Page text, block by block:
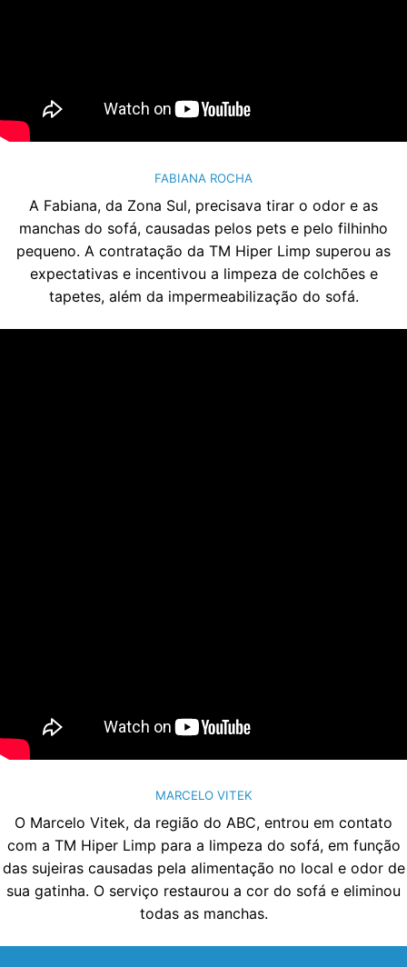
FABIANA ROCHA
A Fabiana, da Zona Sul, precisava tirar o odor e as
manchas do sofá, causadas pelos pets e pelo filhinho
pequeno. A contratação da TM Hiper Limp superou as
expectativas e incentivou a limpeza de colchões e
tapetes, além da impermeabilização do sofá.
MARCELO VITEK
O Marcelo Vitek, da região do ABC, entrou em contato
com a TM Hiper Limp para a limpeza do sofá, em função
das sujeiras causadas pela alimentação no local e odor de
sua gatinha. O serviço restaurou a cor do sofá e eliminou
todas as manchas.